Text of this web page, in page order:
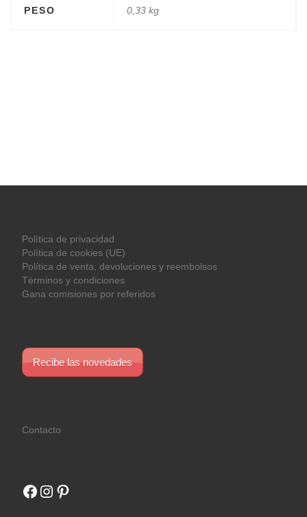
PESO 0,33 kg
Política de privacidad
Política de cookies (UE)
Política de venta, devoluciones y reembolsos
Términos y condiciones
Gana comisiones por referidos
Recibe las novedades
Contacto
Facebook
Instagram
Pinterest